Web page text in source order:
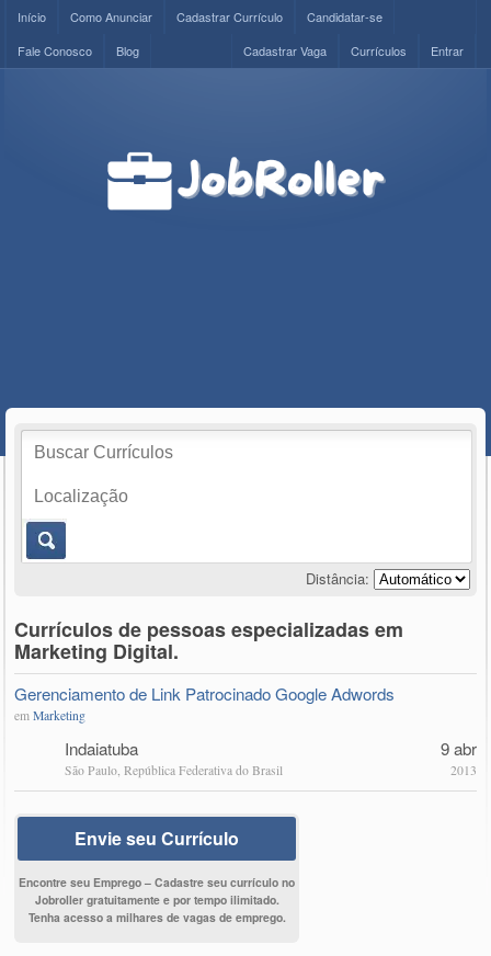
Início Como Anunciar Cadastrar Currículo
Candidatar-se
Fale Conosco
Blog Entrar
Currículos
Cadastrar Vaga
Distância:
Currículos de pessoas especializadas em
Marketing Digital.
Gerenciamento de Link Patrocinado Google Adwords
emMarketing
Indaiatuba
São Paulo, República Federativa do Brasil
9 abr
2013
Envie seu Currículo
Encontre seu Emprego – Cadastre seu currículo no
Jobroller gratuitamente e por tempo ilimitado.
Tenha acesso a milhares de vagas de emprego.